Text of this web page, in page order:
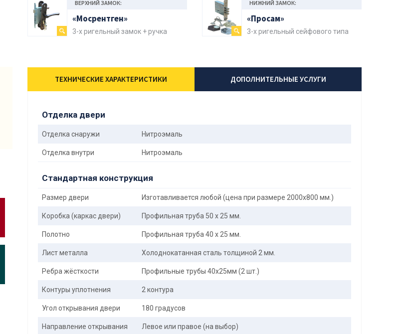
ВЕРХНИЙ ЗАМОК:
«Мосрентген»
3-х ригельный замок + ручка
НИЖНИЙ ЗАМОК:
«Просам»
3-х ригельный сейфового типа
ТЕХНИЧЕСКИЕ ХАРАКТЕРИСТИКИ ДОПОЛНИТЕЛЬНЫЕ УСЛУГИ
Отделка двери
Отделка снаружи Нитроэмаль
Отделка внутри Нитроэмаль
Стандартная конструкция
Размер двери Изготавливается любой (цена при размере 2000x800 мм.)
Коробка (каркас двери) Профильная труба 50 х 25 мм.
Полотно Профильная труба 40 х 25 мм.
Лист металла Холоднокатанная сталь толщиной 2 мм.
Ребра жёсткости Профильные трубы 40х25мм (2 шт.)
Контуры уплотнения 2 контура
Угол открывания двери 180 градусов
Направление открывания Левое или правое (на выбор)